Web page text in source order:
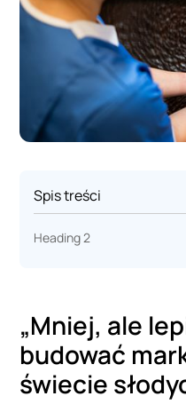
Spis treści
Heading 2
„Mniej, ale
budować
świecie